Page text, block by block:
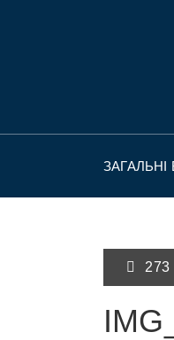
ЗАГАЛЬНІ
273